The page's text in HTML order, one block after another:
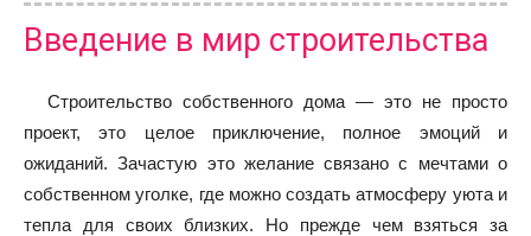
Введение в мир строительства
Строительство собственного дома — это не просто
проект, это целое приключение, полное эмоций и
ожиданий. Зачастую это желание связано с мечтами о
собственном уголке, где можно создать атмосферу уюта и
тепла для своих близких. Но прежде чем взяться за